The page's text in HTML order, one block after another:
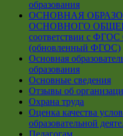
образования
ОСНОВНАЯ
ОСНОВНОГО
соответствии с
(обновленный ФГОС)
Основная
образования
Основные сведения
Отзывы об
Охрана труда
Оценка качества
образовательной
Педагогам